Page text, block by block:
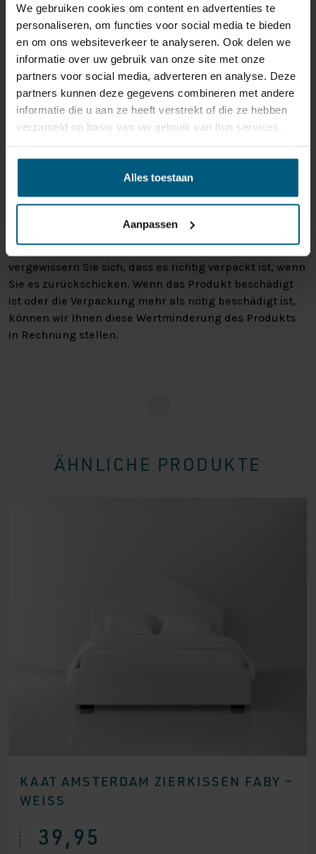
We gebruiken cookies om content en advertenties te
personaliseren, om functies voor social media te bieden
en om ons websiteverkeer te analyseren. Ook delen we
informatie over uw gebruik van onze site met onze
partners voor social media, adverteren en analyse. Deze
partners kunnen deze gegevens combineren met andere
informatie die u aan ze heeft verstrekt of die ze hebben
verzameld op basis van uw gebruik van hun services.
Alles toestaan
Aanpassen
Individuell gestaltete Artikel wie Matratzen,
Lattenroste, Obermatratzen und Boxspring-
Sets fallen NICHT unter die
Rückgabebestimmungen und können von
uns nicht zurückgenommen werden.
gefällt, oder vielleicht gibt es einen anderen Grund,
warum Sie die Bestellung nicht wünschen. In jedem Fall
nach Erhalt ohne Angabe von Gründen zu widerrufen
Bitte behandeln Sie das Produkt sorgfältig und
vergewissern Sie sich, dass es richtig verpackt ist, wenn
Sie es zurückschicken. Wenn das Produkt beschädigt
ist oder die Verpackung mehr als nötig beschädigt ist,
können wir Ihnen diese Wertminderung des Produkts
in Rechnung stellen.
ÄHNLICHE PRODUKTE
KAAT AMSTERDAM ZIERKISSEN FABY –
WEISS
39,95